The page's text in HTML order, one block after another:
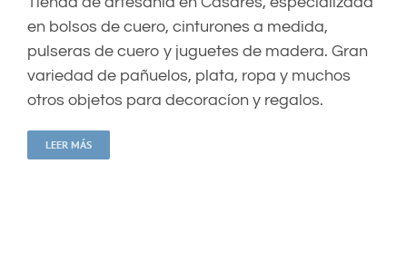
en bolsos de cuero, cinturones a medida,
pulseras de cuero y juguetes de madera. Gran
variedad de pañuelos, plata, ropa y muchos
otros objetos para decoracíon y regalos.
LEER MÁS